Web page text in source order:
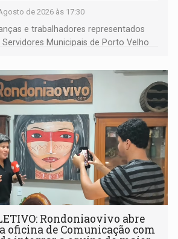
de 2026 às 17:30
e trabalhadores representados
Municipais de Porto Velho
Rondoniaovivo abre
oficina de Comunicação com